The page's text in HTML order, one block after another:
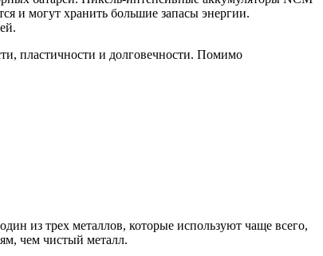
и могут хранить большие запасы энергии.
пластичности и долговечности. Помимо
из трех металлов, которые используют чаще всего,
чем чистый металл.